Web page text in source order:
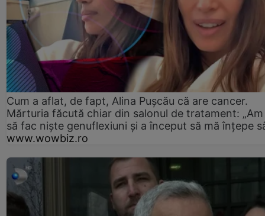
Cum a aflat, de fapt, Alina Pușcău că are cancer.
Mărturia făcută chiar din salonul de tratament:
să fac niște genuflexiuni și a început să mă înțepe
www.wowbiz.ro